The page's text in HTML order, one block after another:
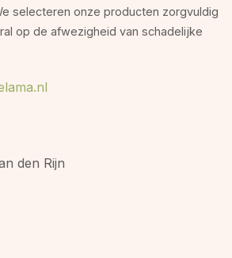
selecteren onze producten zorgvuldig
op de afwezigheid van schadelijke
den Rijn